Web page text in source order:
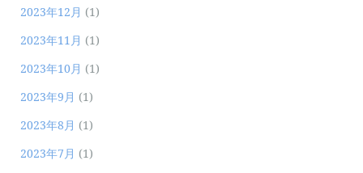
2023年12月 (1)
2023年11月 (1)
2023年10月 (1)
2023年9月 (1)
2023年8月 (1)
2023年7月 (1)